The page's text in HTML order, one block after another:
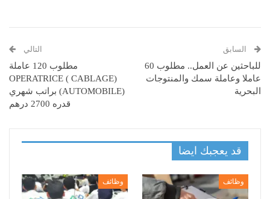
السابق
للباحثين عن العمل.. مطلوب 60
عاملا وعاملة سمك والمنتوجات
البحرية
التالي
مطلوب 120 عاملة
(OPERATRICE ( CABLAGE
AUTOMOBILE)) براتب شهري
قدره 2700 درهم
قد يعجبك ايضا
وظائف وظائف